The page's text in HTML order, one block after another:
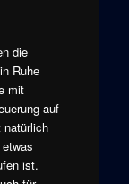
die
Ruhe
mit
auf
ist.